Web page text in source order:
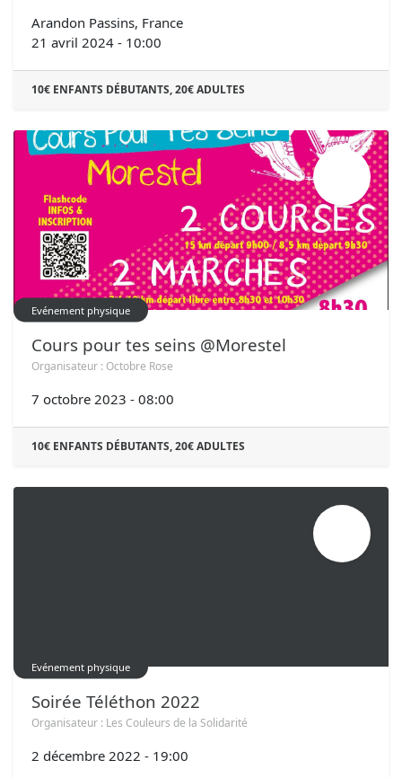
Arandon Passins, France
21 avril 2024 - 10:00
10€ ENFANTS DÉBUTANTS, 20€ ADULTES
Evénement physique
Cours pour tes seins @Morestel
Organisateur : Octobre Rose
7 octobre 2023 - 08:00
10€ ENFANTS DÉBUTANTS, 20€ ADULTES
Evénement physique
Soirée Téléthon 2022
Organisateur : Les Couleurs de la Solidarité
2 décembre 2022 - 19:00